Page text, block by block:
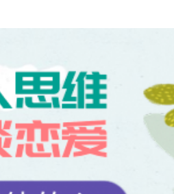
获得专属情感方案
得专属情感方案
，已获得专属情感方案